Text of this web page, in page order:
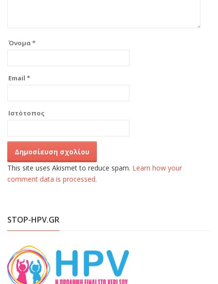
Όνομα*
Email *
Ιστότοπος
This site uses Akismet to reduce spam. Learn how your
comment data is processed.
STOP-HPV.GR